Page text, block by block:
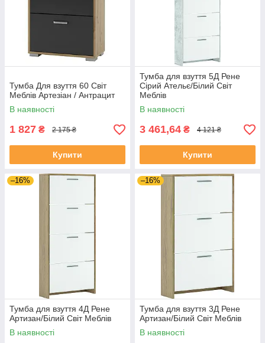
Тумба Для взуття 60 Світ
Меблів Артезіан / Антрацит
В наявності
1 827 ₴ 2 175 ₴
Купити
Тумба для взуття 5Д Рене
Сірий Ательє/Білий Світ
Меблів
В наявності
3 461,64 ₴ 4 121 ₴
Купити
–16%
Тумба для взуття 4Д Рене
Артизан/Білий Світ Меблів
В наявності
–16%
Тумба для взуття 3Д Рене
Артизан/Білий Світ Меблів
В наявності